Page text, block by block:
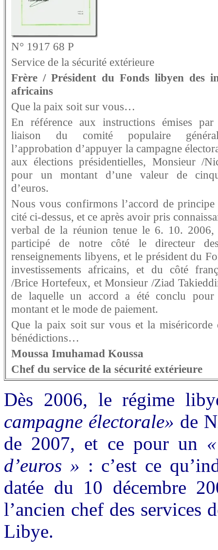
N° 1917 68 P
Service de la sécurité extérieure
Frère / Président du Fonds libyen des
africains
Que la paix soit sur vous…
En référence aux instructions émises
liaison du comité populaire
l’approbation d’appuyer la campagne
aux élections présidentielles, Monsieur /
pour un montant d’une valeur de
d’euros.
Nous vous confirmons l’accord de principe
cité ci-dessus, et ce après avoir pris
verbal de la réunion tenue le 6. 10. 2006,
participé de notre côté le directeur
renseignements libyens, et le président du
investissements africains, et du côté
/Brice Hortefeux, et Monsieur /Ziad
de laquelle un accord a été conclu pour
montant et le mode de paiement.
Que la paix soit sur vous et la miséricorde
bénédictions…
Moussa Imuhamad Koussa
Chef du service de la sécurité extérieure
Dès 2006, le régime
campagne électorale» de
de 2007, et ce pour un
d’euros » : c’est ce
datée du 10 décembre
l’ancien chef des services
Libye.